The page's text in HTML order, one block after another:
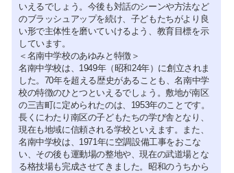
いえるでしょう。今後も対話のシーンや方法など
のブラッシュアップを続け、子どもたちがより良
い形で主体性を磨いていけるよう、教育目標を示
しています。
＜名南中学校のあゆみと特徴＞
名南中学校は、1949年（昭和24年）に創立されま
した。70年を超える歴史があることも、名南中学
校の特徴のひとつといえるでしょう。敷地が南区
の三吉町に定められたのは、1953年のことです。
長くにわたり南区の子どもたちの学び舎となり、
現在も地域に信頼される学校といえます。また、
名南中学校は、1971年に空調設備工事をおこな
い、その後も運動場の整地や、現在の武道場とな
る格技場も完成させてきました。昭和のうちから